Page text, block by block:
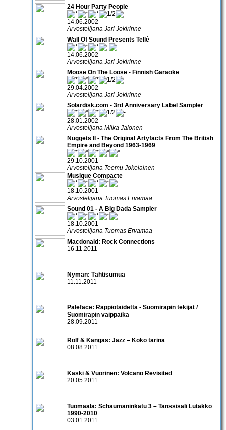
24 Hour Party People
14.06.2002
Arvostelijana Jari Jokirinne
Wall Of Sound Presents Tellé
14.06.2002
Arvostelijana Jari Jokirinne
Moose On The Loose - Finnish Garaoke
29.04.2002
Arvostelijana Jari Jokirinne
Solardisk.com - 3rd Anniversary Label Sampler
28.01.2002
Arvostelijana Miika Jalonen
Nuggets II - The Original Artyfacts From The British
Empire and Beyond 1963-1969
29.10.2001
Arvostelijana Teemu Jokelainen
Musique Compacte
18.10.2001
Arvostelijana Tuomas Ervamaa
Sound 01 - A Big Dada Sampler
18.10.2001
Arvostelijana Tuomas Ervamaa
Macdonald: Rock Connections
16.11.2011
Nyman: Tähtisumua
11.11.2011
Paleface: Rappiotaidetta - Suomiräpin tekijät /
Suomiräpin vaippaikä
28.09.2011
Rolf & Kangas: Jazz – Koko tarina
08.08.2011
Kaski & Vuorinen: Volcano Revisited
20.05.2011
Tuomaala: Schaumaninkatu 3 – Tanssisali Lutakko
1990­-2010
03.01.2011